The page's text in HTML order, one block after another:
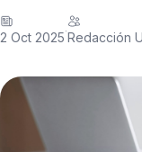
2 Oct 2025·Redacción